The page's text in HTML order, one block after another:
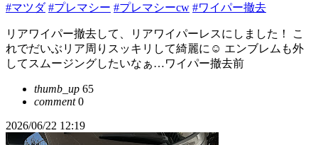
#マツダ #プレマシー #プレマシーcw #ワイパー撤去
リアワイパー撤去して、リアワイパーレスにしました！ こ
れでだいぶリア周りスッキリして綺麗に☺️ エンブレムも外
してスムージングしたいなぁ…ワイパー撤去前
thumb_up 65
comment0
2026/06/22 12:19